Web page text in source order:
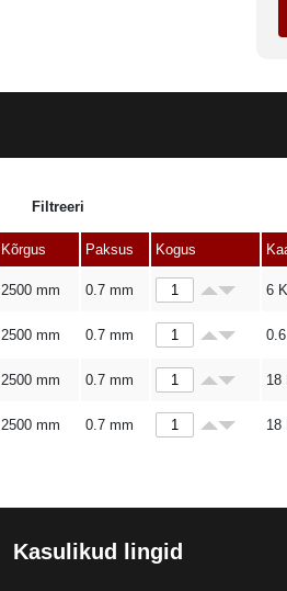
Filtreeri
Kõrgus Paksus Kogus
2500 mm 0.7 mm 6
2500 mm 0.7 mm 0.6
2500 mm 0.7 mm 18
2500 mm 0.7 mm 18
Kasulikud lingid